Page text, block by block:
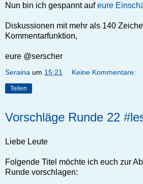
Nun bin ich gespannt aufeure
Diskussionen mit mehr als 140
Kommentarfunktion,
eure @serscher
Seraina um 15:21 Keine Kommentare:
Teilen
Vorschläge Runde 22
Liebe Leute
Folgende Titel möchte ich euch zur
Runde vorschlagen: